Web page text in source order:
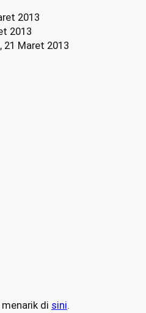
2013
2013
21 Maret 2013
di sini.